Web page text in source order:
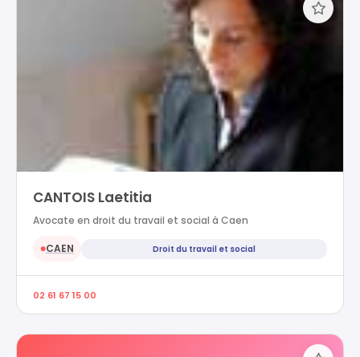
CANTOIS Laetitia
Avocate en droit du travail et social à Caen
●CAEN Droit du travail et social
02 61 67 15 00